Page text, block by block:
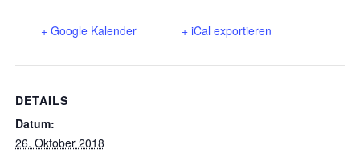
+ Google Kalender + iCal exportieren
DETAILS
Datum:
26. Oktober 2018